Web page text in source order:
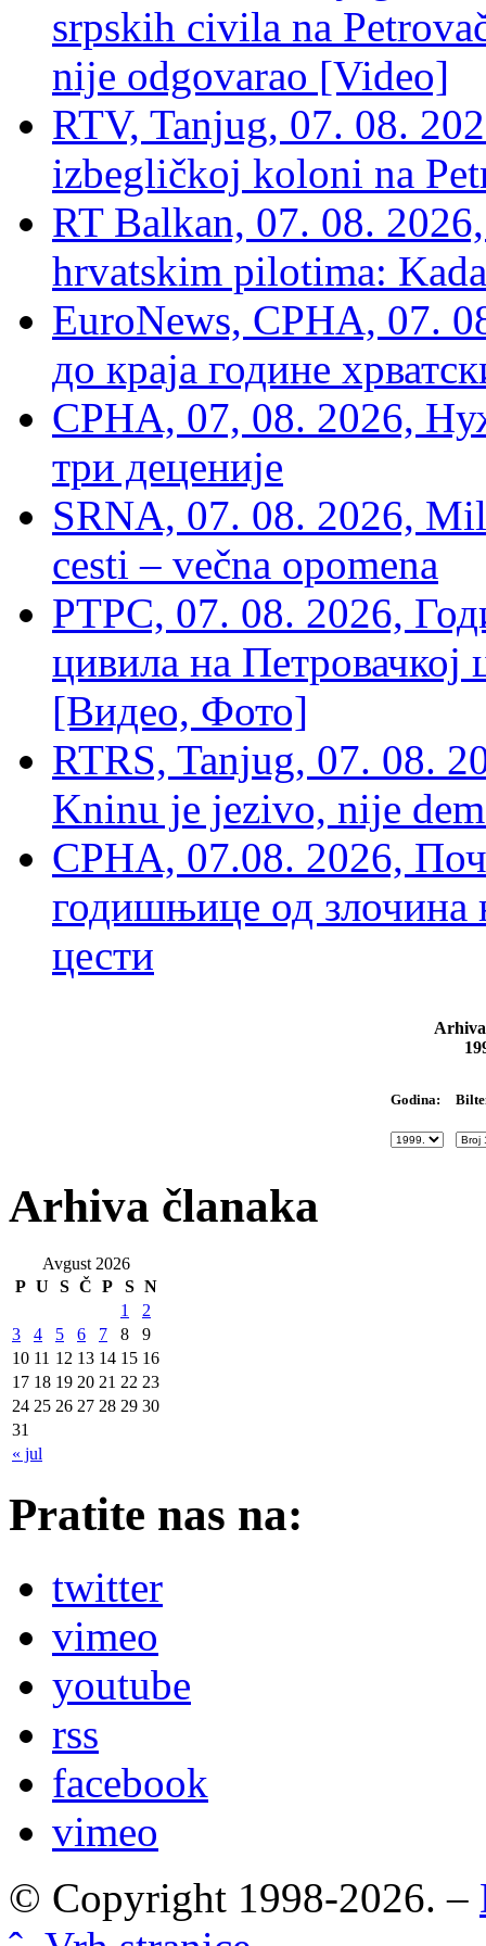
srpskih civila na
nije odgovarao [Video]
RTV, Tanjug, 07. 08.
izbegličkoj koloni na
RT Balkan, 07. 08.
hrvatskim pilotima:
EuroNews, СРНА, 07.
до краја године
СРНА, 07, 08. 2026,
три деценије
SRNA, 07. 08. 2026,
cesti – večna opomena
РТРС, 07. 08. 2026,
цивила на Петровачкој
[Видео, Фото]
RTRS, Tanjug, 07. 08.
Kninu je jezivo, nije
СРНА, 07.08. 2026,
годишњице од злочина
цести
Godina:
Arhiva članaka
Avgust 2026
P U S Č P S N
« jul
1
2
3
4 5 6 7 8
9
10 11 12 13 14 15 16
17 18 19 20 21 22 23
24 25 26 27 28 29 30
31
Pratite nas na:
twitter
vimeo
youtube
rss
facebook
vimeo
© Copyright 1998-2026. –